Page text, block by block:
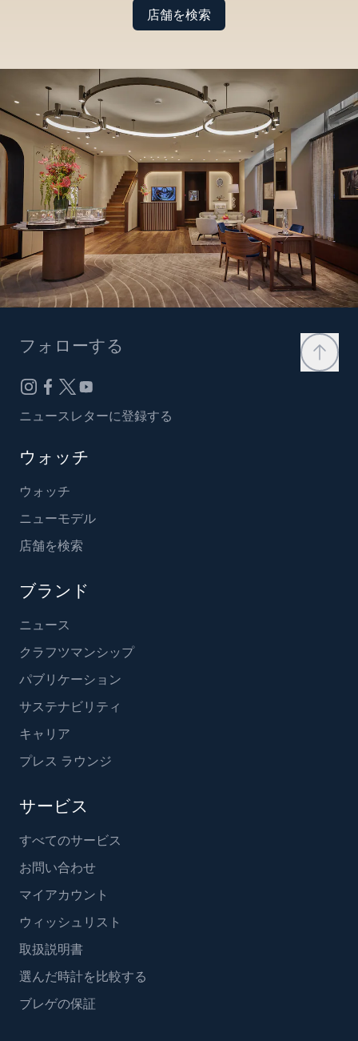
店舗を検索
フォローする
ニュースレターに登録する
ウォッチ
ウォッチ
ニューモデル
店舗を検索
ブランド
ニュース
クラフツマンシップ
パブリケーション
サステナビリティ
キャリア
プレス ラウンジ
サービス
すべてのサービス
お問い合わせ
マイアカウント
ウィッシュリスト
取扱説明書
選んだ時計を比較する
ブレゲの保証